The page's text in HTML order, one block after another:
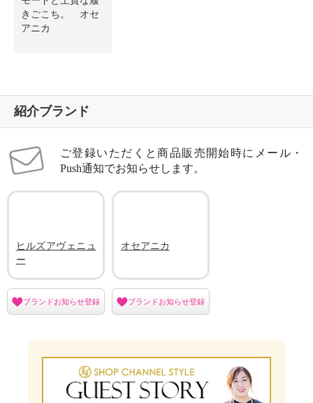
きごこち。 オセ
アニカ
紹介ブランド
ご登録いただくと商品販売開始時にメール・
Push通知でお知らせします。
ヒルズアヴェニュ
ー
ブランドお知らせ登録
オセアニカ
ブランドお知らせ登録